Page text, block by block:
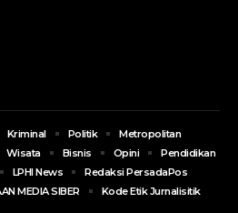
Kriminal Politik
Metropolitan
Wisata Bisnis Opini
Pendidikan
LPHI News
Redaksi PersadaPos
MEDIA SIBER
Kode Etik Jurnalisitik